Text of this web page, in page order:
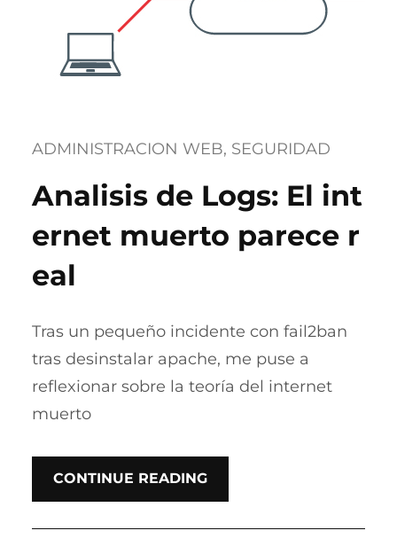
ADMINISTRACION WEB, SEGURIDAD
Analisis de Logs: El int
ernet muerto parece r
eal
Tras un pequeño incidente con fail2ban
tras desinstalar apache, me puse a
reflexionar sobre la teoría del internet
muerto
CONTINUE READING